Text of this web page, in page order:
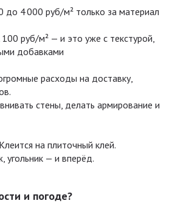
до 4 000 руб/м² только за материал
100 руб/м² — и это уже с текстурой,
добавками
расходы на доставку,
стены, делать армирование и
на плиточный клей.
угольник — и вперёд.
и погоде?